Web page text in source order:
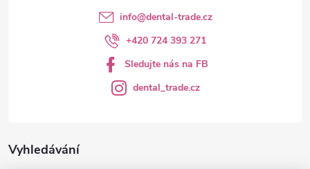
Vyhledávání
info@dental-trade.cz
+420 724 393 271
Sledujte nás na FB
dental_trade.cz